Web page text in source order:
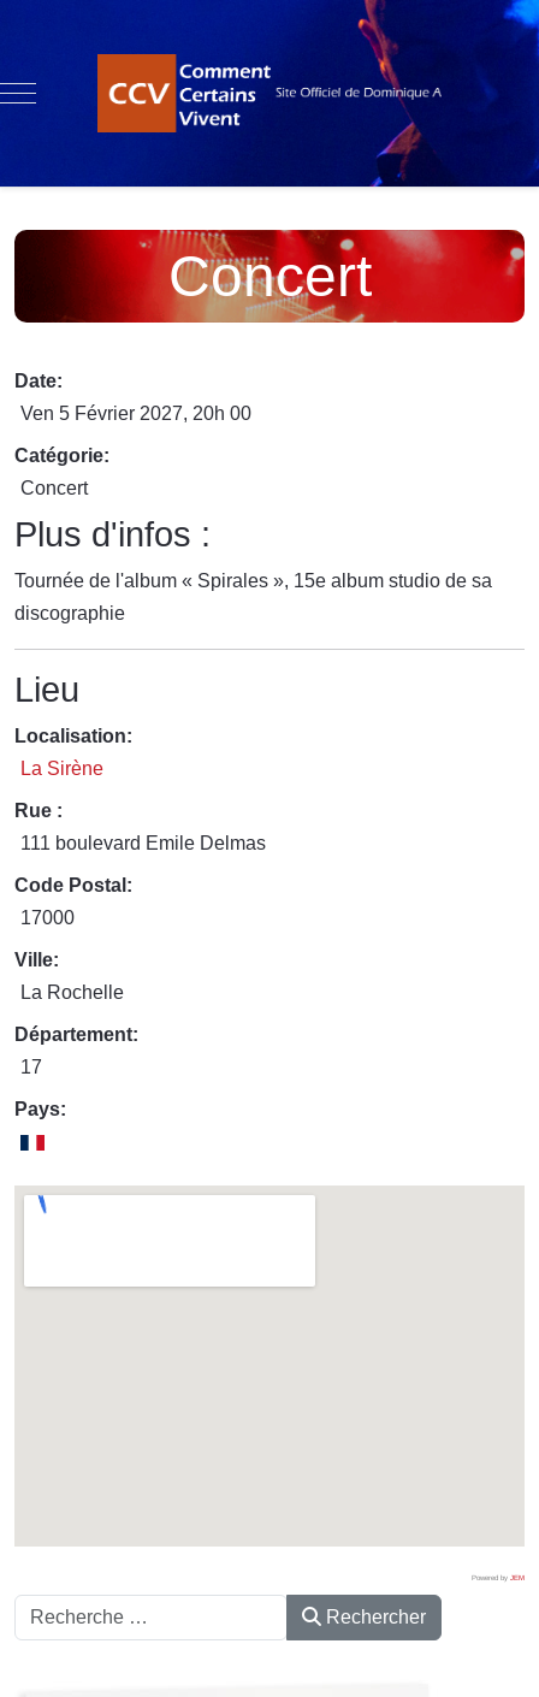
Mobile Menu Toggle
Concert
Date:
Ven 5 Février 2027, 20h 00
Catégorie:
Concert
Plus d'infos :
Tournée de l'album « Spirales », 15e album studio de sa
discographie
Lieu
Localisation:
La Sirène
Rue :
111 boulevard Emile Delmas
Code Postal:
17000
Ville:
La Rochelle
Département:
17
Pays:
Powered by JEM
Rechercher Rechercher